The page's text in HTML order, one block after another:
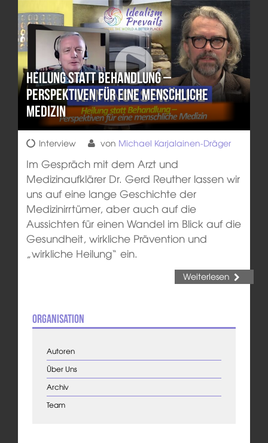
Heilung statt Behandlung –
Perspektiven für eine menschliche
Medizin
Interview von Michael Karjalainen-Dräger
Im Gespräch mit dem Arzt und
Medizinaufklärer Dr. Gerd Reuther lassen wir
uns auf eine lange Geschichte der
Medizinirrtümer, aber auch auf die
Aussichten für einen Wandel im Blick auf die
Gesundheit, wirkliche Prävention und
„wirkliche Heilung“ ein.
Weiterlesen
Organisation
Autoren
Über Uns
Archiv
Team